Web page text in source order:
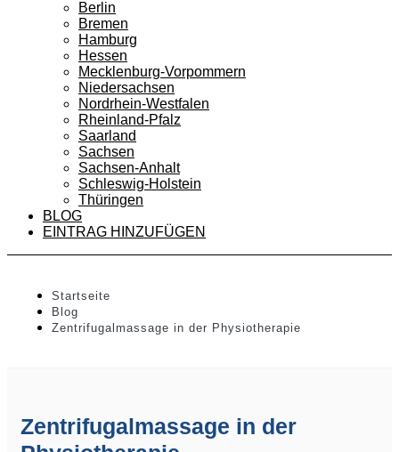
Berlin
Bremen
Hamburg
Hessen
Mecklenburg-Vorpommern
Niedersachsen
Nordrhein-Westfalen
Rheinland-Pfalz
Saarland
Sachsen
Sachsen-Anhalt
Schleswig-Holstein
Thüringen
BLOG
EINTRAG HINZUFÜGEN
Startseite
Blog
Zentrifugalmassage in der Physiotherapie
Zentrifugalmassage in der